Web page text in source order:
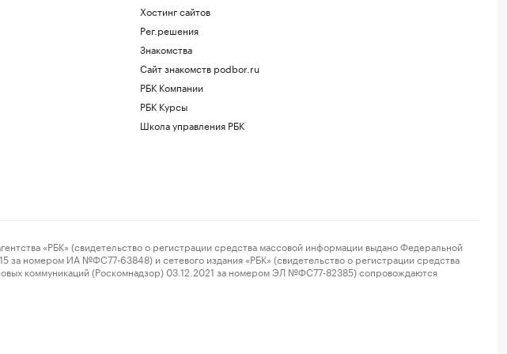
Хостинг сайтов
Рег.решения
Знакомства
Сайт знакомств podbor.ru
РБК Компании
РБК Курсы
Школа управления РБК
«РБК» (свидетельство о регистрации средства массовой информации выдано Федеральной
номером ИА №ФС77-63848) и сетевого издания «РБК» (свидетельство о регистрации средства
коммуникаций (Роскомнадзор) 03.12.2021 за номером ЭЛ №ФС77-82385) сопровождаются